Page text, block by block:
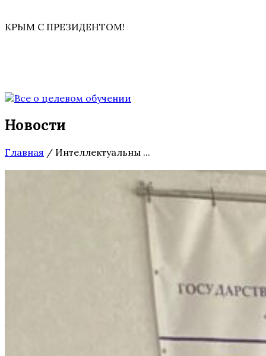
КРЫМ С ПРЕЗИДЕНТОМ!
Новости
Главная / Интеллектуальны ...